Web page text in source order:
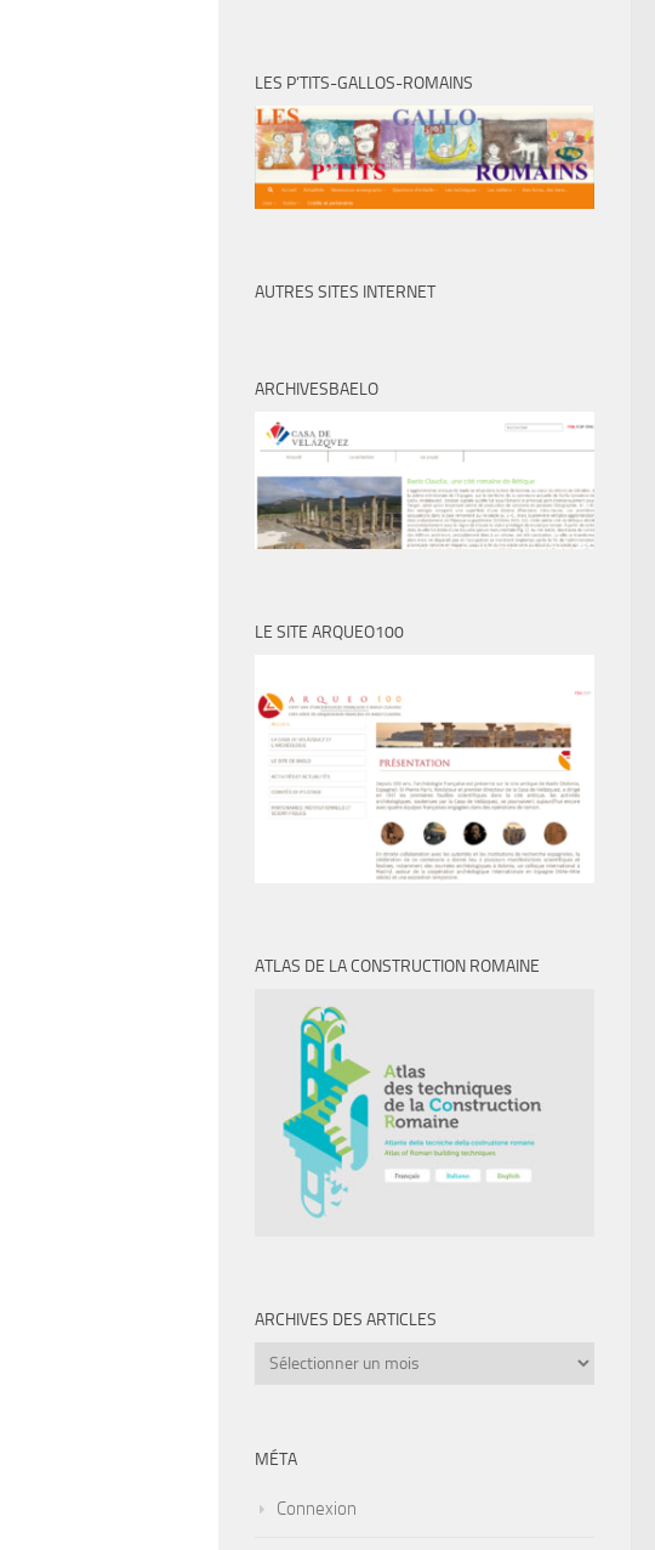
LES P’TITS-GALLOS-ROMAINS
AUTRES SITES INTERNET
ARCHIVESBAELO
LE SITE ARQUEO100
ATLAS DE LA CONSTRUCTION ROMAINE
ARCHIVES DES ARTICLES
Archives
MÉTA
Connexion